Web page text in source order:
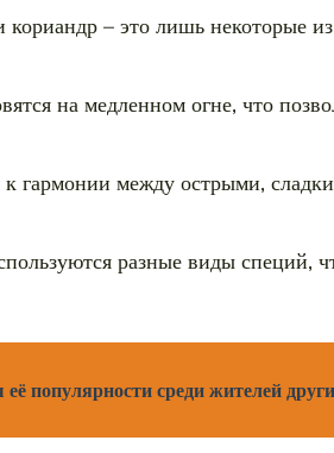
– это лишь некоторые
на медленном огне, что
к гармонии между острыми,
разные виды
популярности среди жителей